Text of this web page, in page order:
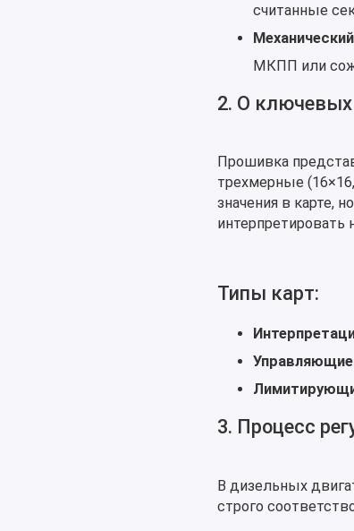
считанные
МКПП или
2. О ключевых
Прошивка
трехмерные
значения в карте,
Типы карт:
3. Процесс
В дизельных
строго